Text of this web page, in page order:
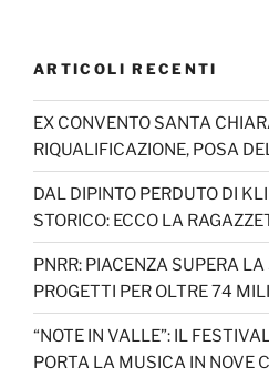
ARTICOLI RECENTI
EX CONVENTO SANTA
RIQUALIFICAZIONE, POSA
DAL DIPINTO PERDUTO DI
STORICO: ECCO LA
PNRR: PIACENZA SUPERA
PROGETTI PER OLTRE 74
“NOTE IN VALLE”: IL
PORTA LA MUSICA IN NOVE